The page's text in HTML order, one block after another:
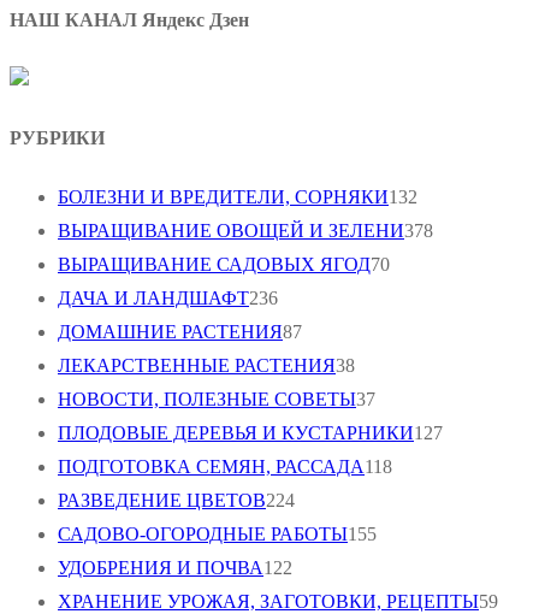
НАШ КАНАЛ Яндекс Дзен
РУБРИКИ
БОЛЕЗНИ И ВРЕДИТЕЛИ, СОРНЯКИ132
ВЫРАЩИВАНИЕ ОВОЩЕЙ И ЗЕЛЕНИ378
ВЫРАЩИВАНИЕ САДОВЫХ ЯГОД70
ДАЧА И ЛАНДШАФТ236
ДОМАШНИЕ РАСТЕНИЯ87
ЛЕКАРСТВЕННЫЕ РАСТЕНИЯ38
НОВОСТИ, ПОЛЕЗНЫЕ СОВЕТЫ37
ПЛОДОВЫЕ ДЕРЕВЬЯ И КУСТАРНИКИ127
ПОДГОТОВКА СЕМЯН, РАССАДА118
РАЗВЕДЕНИЕ ЦВЕТОВ224
САДОВО-ОГОРОДНЫЕ РАБОТЫ155
УДОБРЕНИЯ И ПОЧВА122
ХРАНЕНИЕ УРОЖАЯ, ЗАГОТОВКИ, РЕЦЕПТЫ59